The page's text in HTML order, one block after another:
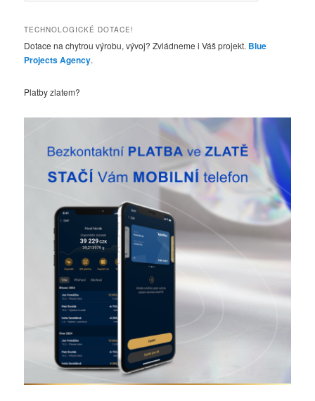
d
t
TECHNOLOGICKÉ DOTACE!
Dotace na chytrou výrobu, vývoj? Zvládneme i Váš projekt. Blue
Projects Agency.
Platby zlatem?